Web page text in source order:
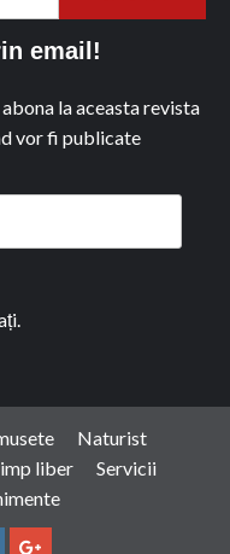
email!
la aceasta revista
vor fi publicate
Naturist
liber
Servicii